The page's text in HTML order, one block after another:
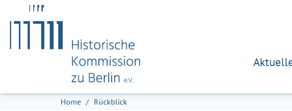
Zum Hauptinhalt springen
Skip to page footer
Sie sind hier:
Home Rückblick